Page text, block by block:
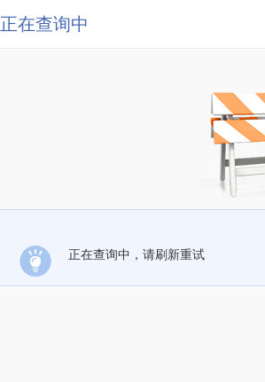
正在查询中
正在查询中，请刷新重试